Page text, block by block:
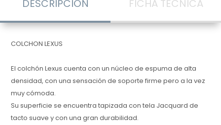
DESCRIPCIÓN FICHA TÉCNICA
COLCHON LEXUS
El colchón Lexus cuenta con un núcleo de espuma de alta
densidad, con una sensación de soporte firme pero a la vez
muy cómoda.
Su superficie se encuentra tapizada con tela Jacquard de
tacto suave y con una gran durabilidad.